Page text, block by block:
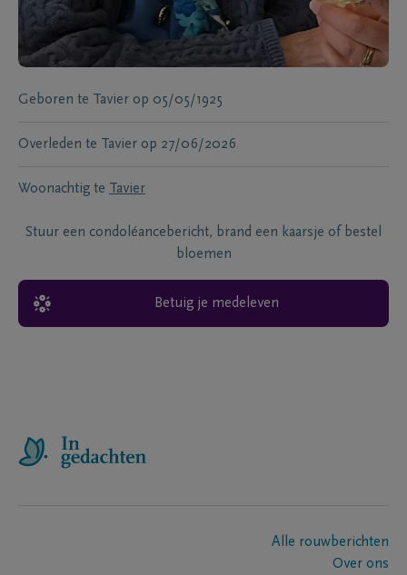
Geboren te Tavier op 05/05/1925
Overleden te Tavier op 27/06/2026
Woonachtig te Tavier
Stuur een condoléancebericht, brand een kaarsje of bestel
bloemen
Betuig je medeleven
Alle rouwberichten
Over ons